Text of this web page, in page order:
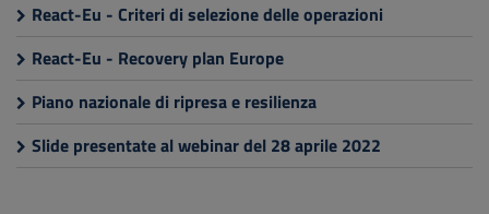
React-Eu - Criteri di selezione delle operazioni
React-Eu - Recovery plan Europe
Piano nazionale di ripresa e resilienza
Slide presentate al webinar del 28 aprile 2022